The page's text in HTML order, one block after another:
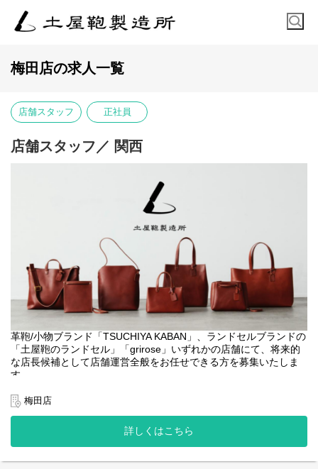
梅田店の求人一覧
店舗スタッフ 正社員
店舗スタッフ／ 関西
革鞄/小物ブランド「TSUCHIYA KABAN」、ランドセルブランドの
「土屋鞄のランドセル」「grirose」いずれかの店舗にて、将来的
な店長候補として店舗運営全般をお任せできる方を募集いたしま
す。
【業務内容】
●数値管理（売上・予実・KPI）
●スタッフ育成・マネジメント
●接客・販売 ・お客様の製品メンテナンス
●店内ディスプレイ/VMD業務
●在庫管理
梅田店
詳しくはこちら